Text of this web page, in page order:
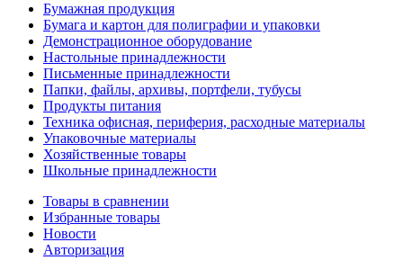
Бумажная продукция
Бумага и картон для полиграфии и упаковки
Демонстрационное оборудование
Настольные принадлежности
Письменные принадлежности
Папки, файлы, архивы, портфели, тубусы
Продукты питания
Техника офисная, периферия, расходные материалы
Упаковочные материалы
Хозяйственные товары
Школьные принадлежности
Товары в сравнении
Избранные товары
Новости
Авторизация